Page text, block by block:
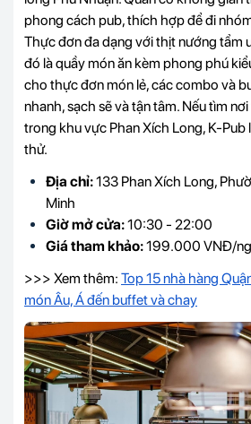
phong cách pub, thích hợp để đi
Thực đơn đa dạng với thịt nướng tẩm
đó là quầy món ăn kèm phong phú
cho thực đơn món lẻ, các combo và
nhanh, sạch sẽ và tận tâm. Nếu tìm
trong khu vực Phan Xích Long, K-Pub
thử.
Địa chỉ:133 Phan Xích Long,
Minh
Giờ mở cửa:10:30 - 22:00
Giá tham khảo:199.000 VNĐ/
>>> Xem thêm: Top 15 nhà hàng
món Âu, Á đến buffet và chay